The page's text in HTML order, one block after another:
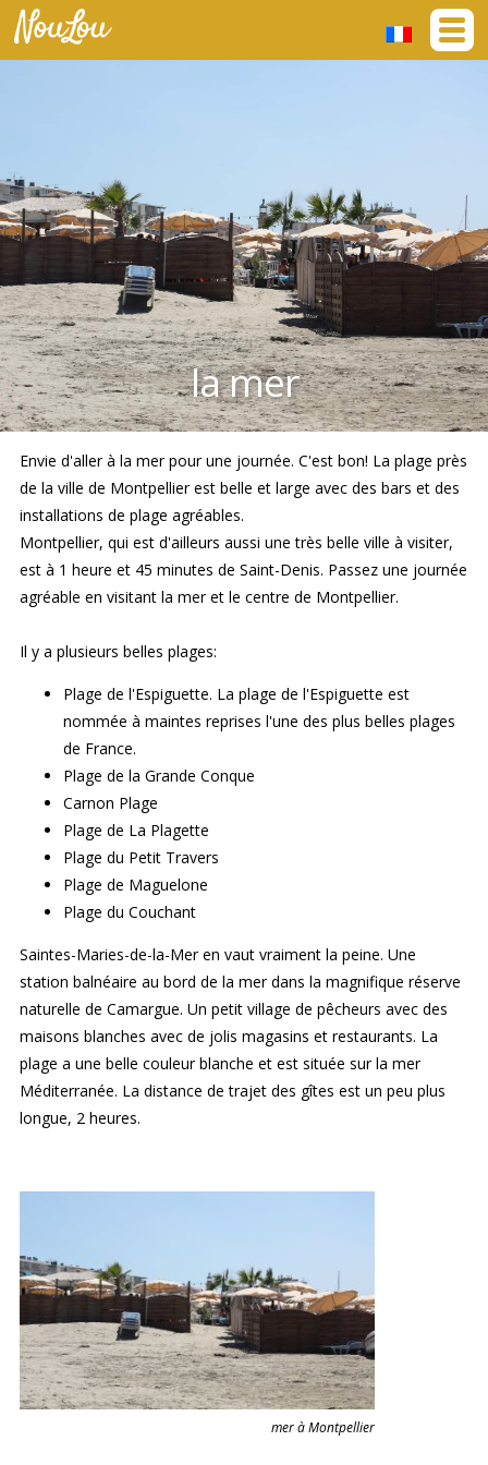
la mer
Envie d'aller à la mer pour une journée. C'est bon! La plage près
de la ville de Montpellier est belle et large avec des bars et des
installations de plage agréables.
Montpellier, qui est d'ailleurs aussi une très belle ville à visiter,
est à 1 heure et 45 minutes de Saint-Denis. Passez une journée
agréable en visitant la mer et le centre de Montpellier.
Il y a plusieurs belles plages:
Plage de l'Espiguette. La plage de l'Espiguette est
nommée à maintes reprises l'une des plus belles plages
de France.
Plage de la Grande Conque
Carnon Plage
Plage de La Plagette
Plage du Petit Travers
Plage de Maguelone
Plage du Couchant
Saintes-Maries-de-la-Mer en vaut vraiment la peine. Une
station balnéaire au bord de la mer dans la magnifique réserve
naturelle de Camargue. Un petit village de pêcheurs avec des
maisons blanches avec de jolis magasins et restaurants. La
plage a une belle couleur blanche et est située sur la mer
Méditerranée. La distance de trajet des gîtes est un peu plus
longue, 2 heures.
mer à Montpellier